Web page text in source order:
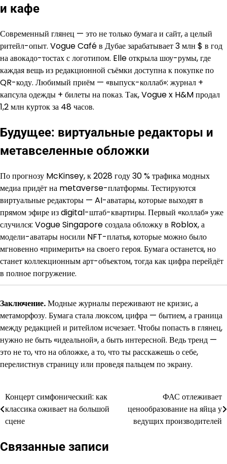
и кафе
Современный глянец — это не только бумага и сайт, а целый
ритейл-опыт. Vogue Café в Дубае зарабатывает 3 млн $ в год
на авокадо-тостах с логотипом. Elle открыла шоу-румы, где
каждая вещь из редакционной съёмки доступна к покупке по
QR-коду. Любимый приём — «выпуск-коллаб»: журнал +
капсула одежды + билеты на показ. Так, Vogue x H&M продал
1,2 млн курток за 48 часов.
Будущее: виртуальные редакторы и
метавселенные обложки
По прогнозу McKinsey, к 2028 году 30 % трафика модных
медиа придёт на metaverse-платформы. Тестируются
виртуальные редакторы — AI-аватары, которые выходят в
прямом эфире из digital-штаб-квартиры. Первый «коллаб» уже
случился: Vogue Singapore создала обложку в Roblox, а
модели-аватары носили NFT-платья, которые можно было
мгновенно «примерить» на своего героя. Бумага останется, но
станет коллекционным арт-объектом, тогда как цифра перейдёт
в полное погружение.
Заключение.Модные журналы переживают не кризис, а
метаморфозу. Бумага стала люксом, цифра — бытием, а граница
между редакцией и ритейлом исчезает. Чтобы попасть в глянец,
нужно не быть «идеальной», а быть интересной. Ведь тренд —
это не то, что на обложке, а то, что ты расскажешь о себе,
перелистнув страницу или проведя пальцем по экрану.
Навигация
по
Концерт симфонический: как
классика оживает на большой
сцене
ФАС отлеживает
ценообразование на яйца у
ведущих производителей
Связанные записи